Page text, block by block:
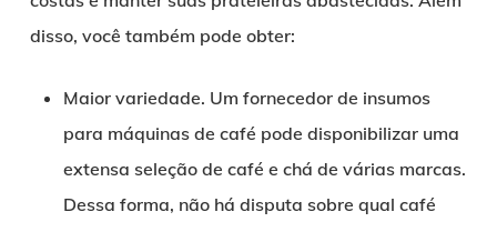
disso, você também pode obter:
Maior variedade. Um fornecedor de insumos
para máquinas de café pode disponibilizar uma
extensa seleção de café e chá de várias marcas.
Dessa forma, não há disputa sobre qual café